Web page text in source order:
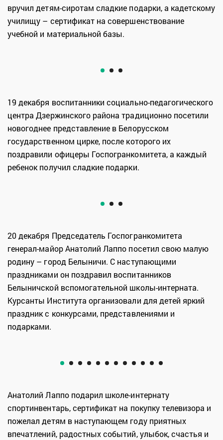
вручил детям-сиротам сладкие подарки, а кадетскому
училищу – сертификат на совершенствование
учебной и материальной базы.
19 декабря воспитанники социально-педагогического
центра Дзержинского района традиционно посетили
новогоднее представление в Белорусском
государственном цирке, после которого их
поздравили офицеры Госпогранкомитета, а каждый
ребенок получил сладкие подарки.
20 декабря Председатель Госпогранкомитета
генерал-майор Анатолий Лаппо посетил свою малую
родину – город Белыничи. С наступающими
праздниками он поздравил воспитанников
Белыничской вспомогательной школы-интерната.
Курсанты Института организовали для детей яркий
праздник с конкурсами, представлениями и
подарками.
Анатолий Лаппо подарил школе-интернату
спортинвентарь, сертификат на покупку телевизора и
пожелал детям в наступающем году приятных
впечатлений, радостных событий, улыбок, счастья и